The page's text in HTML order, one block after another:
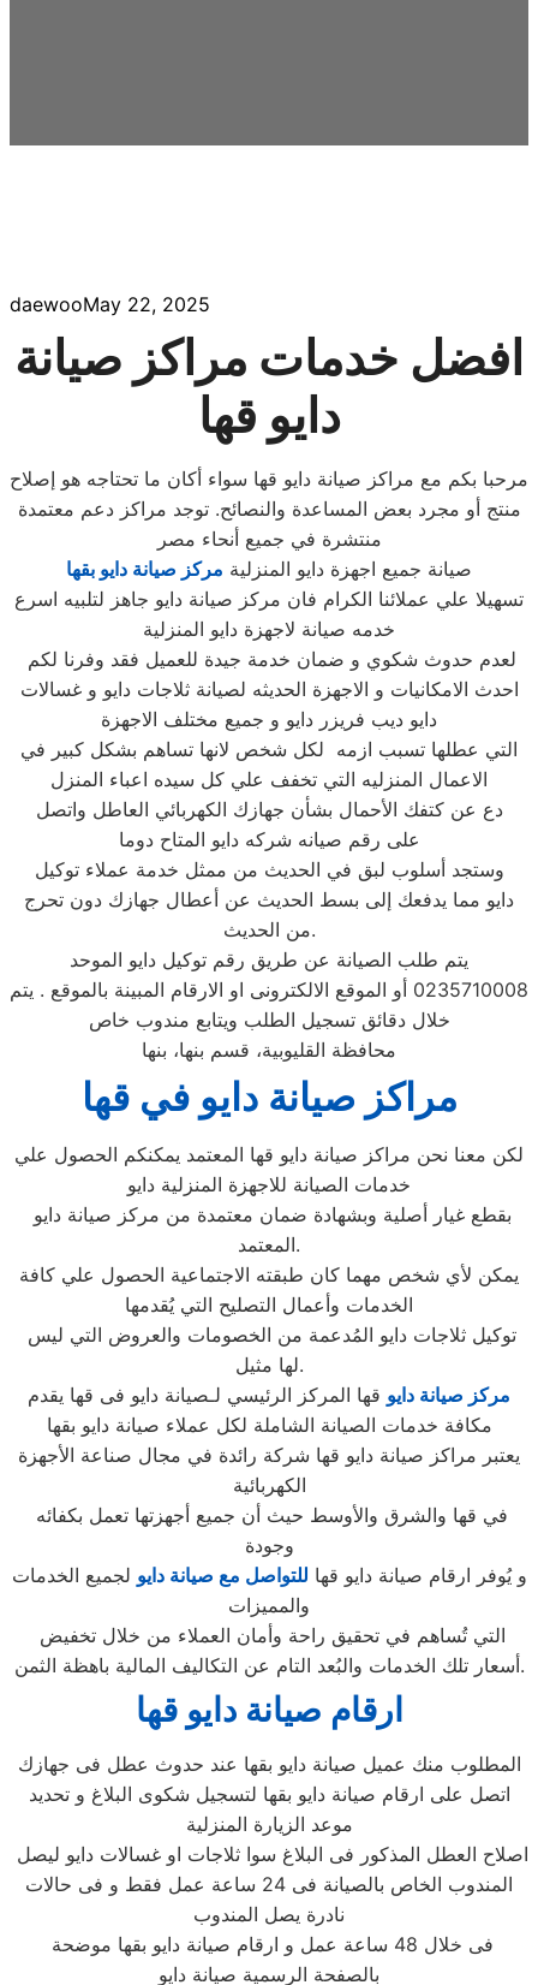
daewooMay 22, 2025
افضل خدمات مراكز صيانة
دايو قها
مرحبا بكم مع مراكز صيانة دايو قها سواء أكان ما تحتاجه هو إصلاح
منتج أو مجرد بعض المساعدة والنصائح. توجد مراكز دعم معتمدة
منتشرة في جميع أنحاء مصر
صيانة جميع اجهزة دايو المنزلية مركز صيانة دايو بقها
تسهيلا علي عملائنا الكرام فان مركز صيانة دايو جاهز لتلبيه اسرع
خدمه صيانة لاجهزة دايو المنزلية
احدث الامكانيات و الاجهزة الحديثه لصيانة ثلاجات دايو و غسالات
دايو ديب فريزر دايو و جميع مختلف الاجهزة
التي عطلها تسبب ازمه لكل شخص لانها تساهم بشكل كبير في
الاعمال المنزليه التي تخفف علي كل سيده اعباء المنزل
دع عن كتفك الأحمال بشأن جهازك الكهربائي العاطل واتصل
على رقم صيانه شركه دايو المتاح دوما
وستجد أسلوب لبق في الحديث من ممثل خدمة عملاء توكيل
دايو مما يدفعك إلى بسط الحديث عن أعطال جهازك دون تحرج
من الحديث.
يتم طلب الصيانة عن طريق رقم توكيل دايو الموحد
0235710008 أو الموقع الالكترونى او الارقام المبينة بالموقع . يتم
خلال دقائق تسجيل الطلب ويتابع مندوب خاص
محافظة القليوبية، قسم بنها، بنها
مراكز صيانة دايو في قها
لكن معنا نحن مراكز صيانة دايو قها المعتمد يمكنكم الحصول علي
خدمات الصيانة للاجهزة المنزلية دايو
المعتمد.
يمكن لأي شخص مهما كان طبقته الاجتماعية الحصول علي كافة
الخدمات وأعمال التصليح التي يُقدمها
لها مثيل.
مركز صيانة دايو قها المركز الرئيسي لـصيانة دايو فى قها يقدم
مكافة خدمات الصيانة الشاملة لكل عملاء صيانة دايو بقها
يعتبر مراكز صيانة دايو قها شركة رائدة في مجال صناعة الأجهزة
الكهربائية
وجودة
و يُوفر ارقام صيانة دايو قها للتواصل مع صيانة دايو لجميع الخدمات
والمميزات
أسعار تلك الخدمات والبُعد التام عن التكاليف المالية باهظة الثمن.
ارقام صيانة دايو قها
المطلوب منك عميل صيانة دايو بقها عند حدوث عطل فى جهازك
اتصل على ارقام صيانة دايو بقها لتسجيل شكوى البلاغ و تحديد
موعد الزيارة المنزلية
المندوب الخاص بالصيانة فى 24 ساعة عمل فقط و فى حالات
نادرة يصل المندوب
بالصفحة الرسمية صيانة دايو